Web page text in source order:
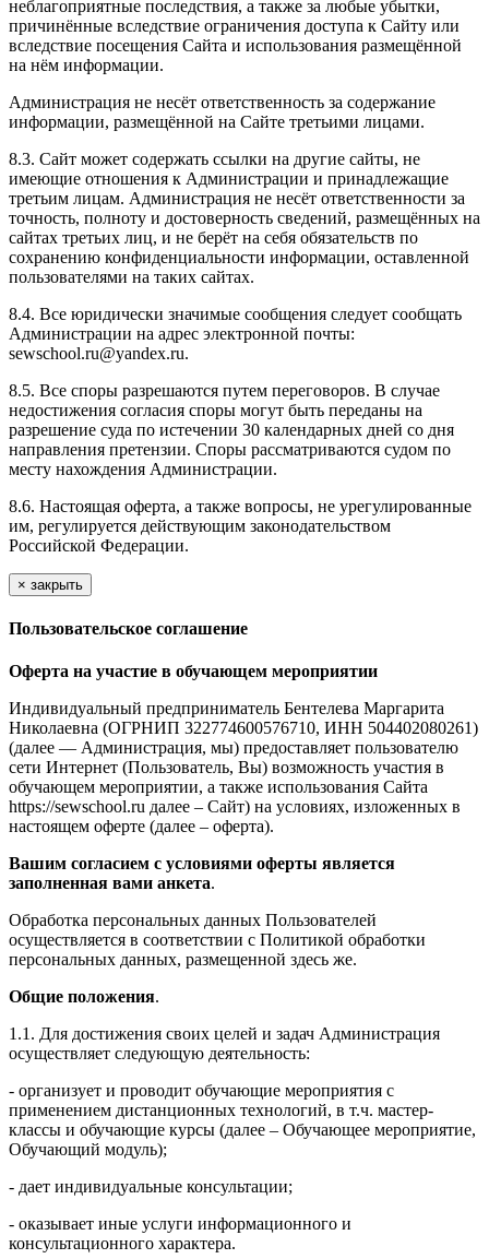
неблагоприятные последствия, а также за любые убытки,
причинённые вследствие ограничения доступа к Сайту или
вследствие посещения Сайта и использования размещённой
на нём информации.
Администрация не несёт ответственность за содержание
информации, размещённой на Сайте третьими лицами.
8.3. Сайт может содержать ссылки на другие сайты, не
имеющие отношения к Администрации и принадлежащие
третьим лицам. Администрация не несёт ответственности за
точность, полноту и достоверность сведений, размещённых на
сайтах третьих лиц, и не берёт на себя обязательств по
сохранению конфиденциальности информации, оставленной
пользователями на таких сайтах.
8.4. Все юридически значимые сообщения следует сообщать
Администрации на адрес электронной почты:
sewschool.ru@yandex.ru.
8.5. Все споры разрешаются путем переговоров. В случае
недостижения согласия споры могут быть переданы на
разрешение суда по истечении 30 календарных дней со дня
направления претензии. Споры рассматриваются судом по
месту нахождения Администрации.
8.6. Настоящая оферта, а также вопросы, не урегулированные
им, регулируется действующим законодательством
Российской Федерации.
× закрыть
Пользовательское соглашение
Оферта на участие в обучающем мероприятии
Индивидуальный предприниматель Бентелева Маргарита
Николаевна (ОГРНИП 322774600576710, ИНН 504402080261)
(далее — Администрация, мы) предоставляет пользователю
сети Интернет (Пользователь, Вы) возможность участия в
обучающем мероприятии, а также использования Сайта
https://sewschool.ru далее – Сайт) на условиях, изложенных в
настоящем оферте (далее – оферта).
Вашим согласием с условиями оферты является
заполненная вами анкета.
Обработка персональных данных Пользователей
осуществляется в соответствии с Политикой обработки
персональных данных, размещенной здесь же.
Общие положения.
1.1. Для достижения своих целей и задач Администрация
осуществляет следующую деятельность:
- организует и проводит обучающие мероприятия с
применением дистанционных технологий, в т.ч. мастер-
классы и обучающие курсы (далее – Обучающее мероприятие,
Обучающий модуль);
- дает индивидуальные консультации;
- оказывает иные услуги информационного и
консультационного характера.